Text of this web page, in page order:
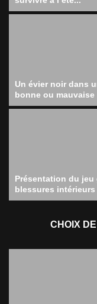
Un évier noir dans
bonne ou mauvaise
Présentation du jeu
blessures intérieurs
CHOIX